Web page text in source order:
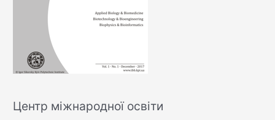
Центр міжнародної освіти